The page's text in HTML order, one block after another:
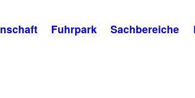
Fuhrpark Sachbereiche